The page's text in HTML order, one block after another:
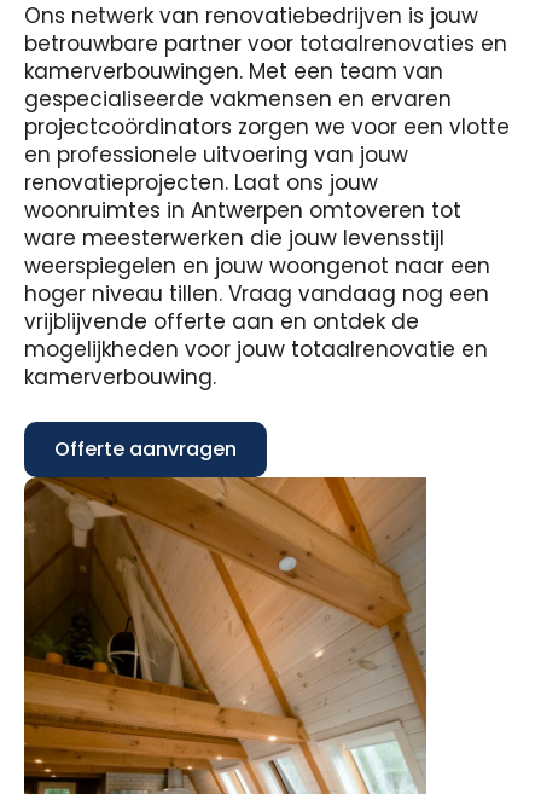
Ons netwerk van renovatiebedrijven is jouw
betrouwbare partner voor totaalrenovaties en
kamerverbouwingen. Met een team van
gespecialiseerde vakmensen en ervaren
projectcoördinators zorgen we voor een vlotte
en professionele uitvoering van jouw
renovatieprojecten. Laat ons jouw
woonruimtes in Antwerpen omtoveren tot
ware meesterwerken die jouw levensstijl
weerspiegelen en jouw woongenot naar een
hoger niveau tillen. Vraag vandaag nog een
vrijblijvende offerte aan en ontdek de
mogelijkheden voor jouw totaalrenovatie en
kamerverbouwing.
Offerte aanvragen